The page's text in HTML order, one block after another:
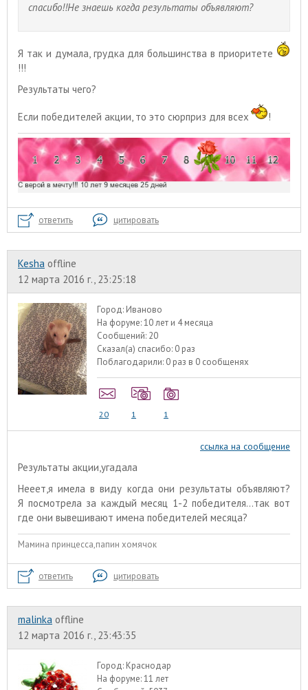
спасибо!!Не знаешь когда результаты объявляют?
Я так и думала, грудка для большинства в приоритете
!!!
Результаты чего?
Если победителей акции, то это сюрприз для всех !
ответить цитировать
Kesha offline
12 марта 2016 г., 23:25:18
Город: Иваново
На форуме:10 лет и 4 месяца
Сообщений: 20
Сказал(а) спасибо: 0 раз
Поблагодарили: 0 раз в 0 сообщенях
20 1 1
ссылка на сообщение
Результаты акции,угадала
Нееет,я имела в виду когда они результаты объявляют?
Я посмотрела за каждый месяц 1-2 победителя...так вот
где они вывешивают имена победителей месяца?
Мамина принцесса,папин хомячок
ответить цитировать
malinka offline
12 марта 2016 г., 23:43:35
Город: Краснодар
На форуме:11 лет